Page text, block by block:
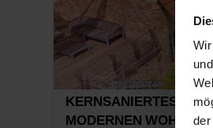
KERNSANIERTES
MODERNEN